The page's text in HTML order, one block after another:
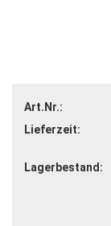
Art.Nr.:
Lieferzeit:
Lagerbestand: